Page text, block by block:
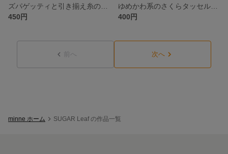
450円
400円
前へ 次へ
minne ホーム SUGAR Leaf の作品一覧